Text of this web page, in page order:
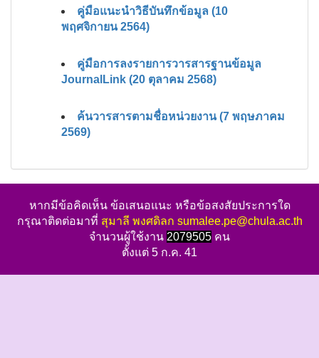
คู่มือแนะนำวิธีบันทึกข้อมูล (10
พฤศจิกายน 2564)
คู่มือการลงรายการวารสารฐานข้อมูล
JournalLink (20 ตุลาคม 2568)
ค้นวารสารตามชื่อหน่วยงาน (7 พฤษภาคม
2569)
หากมีข้อคิดเห็น ข้อเสนอแนะ หรือข้อสงสัยประการใด
กรุณาติดต่อมาที่ สุมาลี พงศดิลก sumalee.pe@chula.ac.th
จำนวนผู้ใช้งาน 2079505 คน
ตั้งแต่ 5 ก.ค. 41